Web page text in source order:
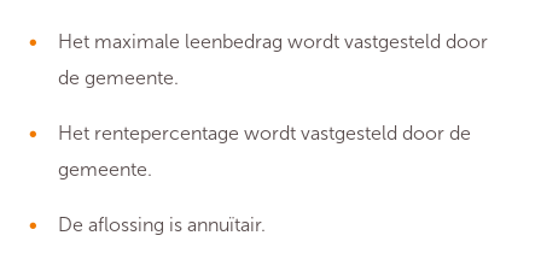
Het maximale leenbedrag wordt vastgesteld door
de gemeente.
Het rentepercentage wordt vastgesteld door de
gemeente.
De aflossing is annuïtair.